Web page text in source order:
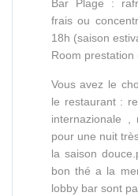
Bar Plage :
frais ou
18h (saison
Room
Vous avez le
le restaurant :
internazionale ,
pour une nuit
la saison
bon thé a la
lobby bar sont